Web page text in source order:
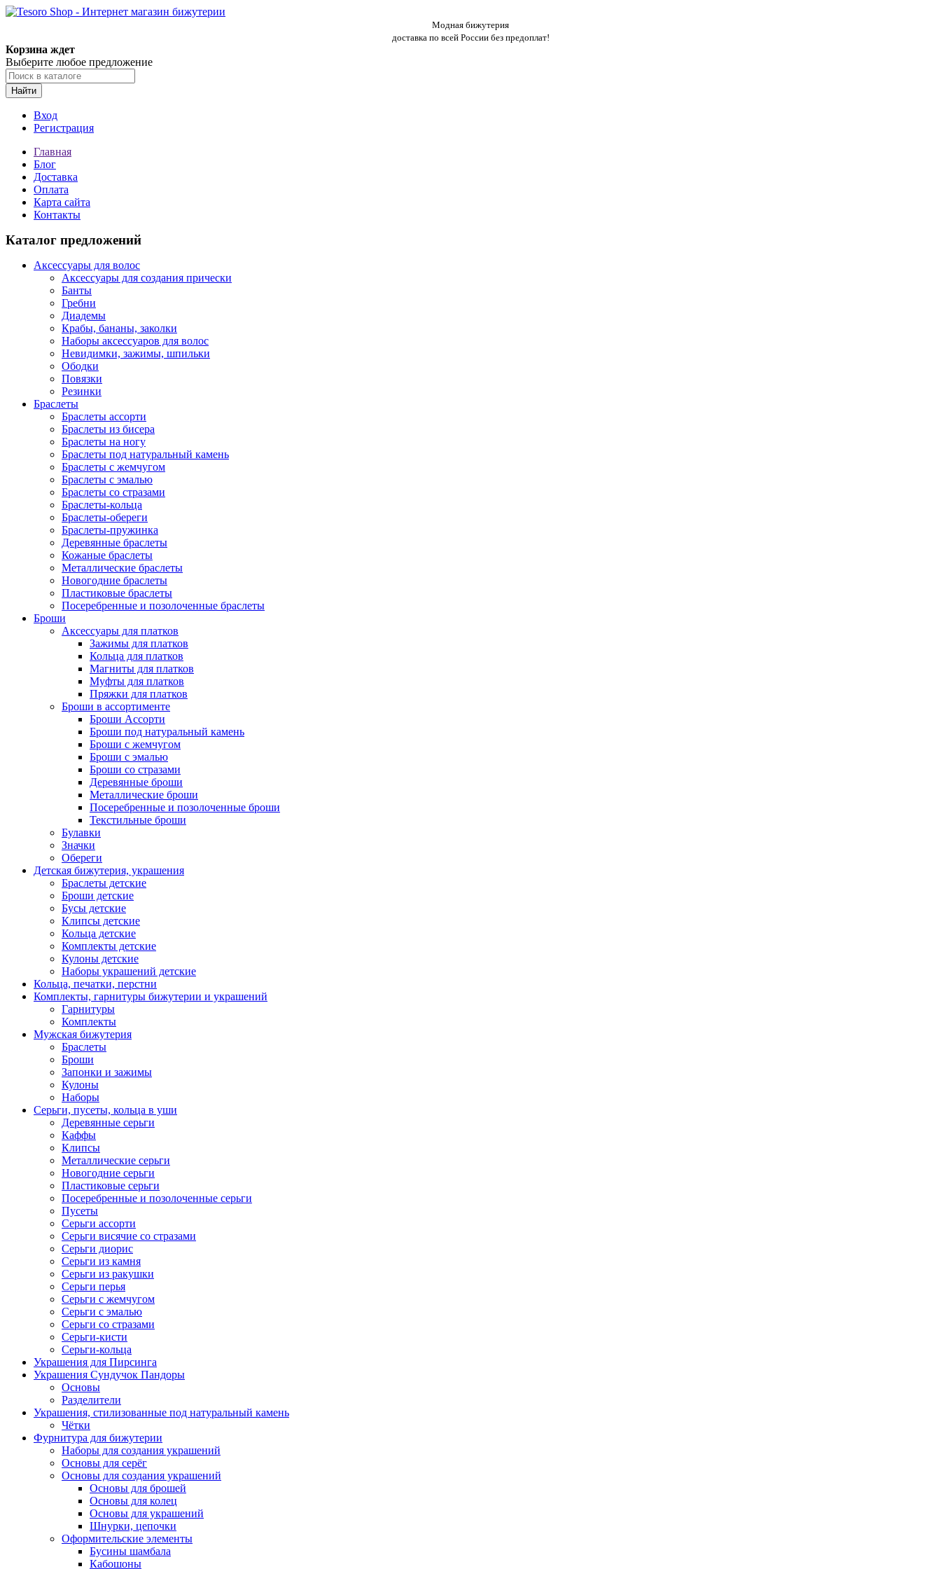
Модная бижутерия
доставка по всей России без предоплат!
Корзина ждет
Выберите любое предложение
Найти
Вход
Регистрация
Главная
Блог
Доставка
Оплата
Карта сайта
Контакты
Каталог предложений
Аксессуары для волос
Аксессуары для создания прически
Банты
Гребни
Диадемы
Крабы, бананы, заколки
Наборы аксессуаров для волос
Невидимки, зажимы, шпильки
Ободки
Повязки
Резинки
Браслеты
Браслеты ассорти
Браслеты из бисера
Браслеты на ногу
Браслеты под натуральный камень
Браслеты с жемчугом
Браслеты с эмалью
Браслеты со стразами
Браслеты-кольца
Браслеты-обереги
Браслеты-пружинка
Деревянные браслеты
Кожаные браслеты
Металлические браслеты
Новогодние браслеты
Пластиковые браслеты
Посеребренные и позолоченные браслеты
Броши
Аксессуары для платков
Зажимы для платков
Кольца для платков
Магниты для платков
Муфты для платков
Пряжки для платков
Броши в ассортименте
Броши Ассорти
Броши под натуральный камень
Броши с жемчугом
Броши с эмалью
Броши со стразами
Деревянные броши
Металлические броши
Посеребренные и позолоченные броши
Текстильные броши
Булавки
Значки
Обереги
Детская бижутерия, украшения
Браслеты детские
Броши детские
Бусы детские
Клипсы детские
Кольца детские
Комплекты детские
Кулоны детские
Наборы украшений детские
Кольца, печатки, перстни
Комплекты, гарнитуры бижутерии и украшений
Гарнитуры
Комплекты
Мужская бижутерия
Браслеты
Броши
Запонки и зажимы
Кулоны
Наборы
Серьги, пусеты, кольца в уши
Деревянные серьги
Каффы
Клипсы
Металлические серьги
Новогодние серьги
Пластиковые серьги
Посеребренные и позолоченные серьги
Пусеты
Серьги ассорти
Серьги висячие со стразами
Серьги диорис
Серьги из камня
Серьги из ракушки
Серьги перья
Серьги с жемчугом
Серьги с эмалью
Серьги со стразами
Серьги-кисти
Серьги-кольца
Украшения для Пирсинга
Украшения Сундучок Пандоры
Основы
Разделители
Украшения, стилизованные под натуральный камень
Чётки
Фурнитура для бижутерии
Наборы для создания украшений
Основы для серёг
Основы для создания украшений
Основы для брошей
Основы для колец
Основы для украшений
Шнурки, цепочки
Оформительские элементы
Бусины шамбала
Кабошоны